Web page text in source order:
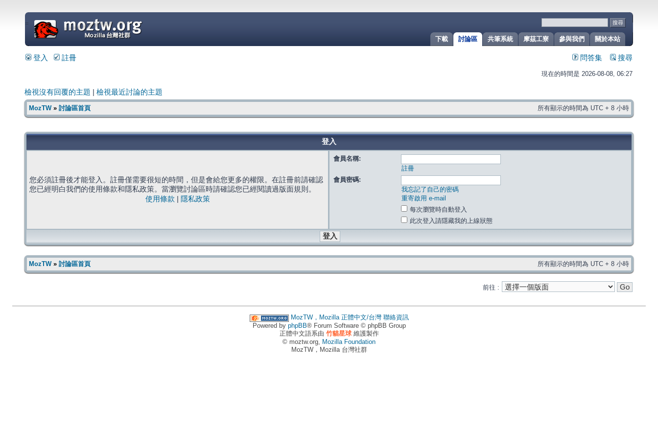
關於本站
參與我們
摩茲工寮
共筆系統
討論區
下載
=
登入 註冊 問答集 搜尋
現在的時間是 2026-08-08, 06:27
檢視沒有回覆的主題 檢視最近討論的主題
MozTW» 討論區首頁 所有顯示的時間為 UTC + 8 小時
登入
您必須註冊後才能登入。註冊僅需要很短的時間，但是會給您更多的權限。在註冊前請確認
您已經明白我們的使用條款和隱私政策。當瀏覽討論區時請確認您已經閱讀過版面規則。
使用條款
隱私政策
會員名稱:
註冊
會員密碼:
我忘記了自己的密碼
重寄啟用 e-mail
每次瀏覽時自動登入
此次登入請隱藏我的上線狀態
MozTW» 討論區首頁 所有顯示的時間為 UTC + 8 小時
前往 :
MozTW，Mozilla 正體中文/台灣 聯絡資訊
Powered by phpBB® Forum Software © phpBB Group
正體中文語系由 竹貓星球維護製作
© moztw.org, Mozilla Foundation
MozTW，Mozilla 台灣社群